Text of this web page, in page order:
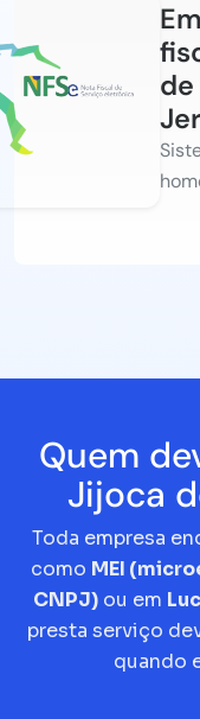
de
Quem
Jijoca
Toda empresa
como MEI
CNPJ)ou em
presta serviço
quando